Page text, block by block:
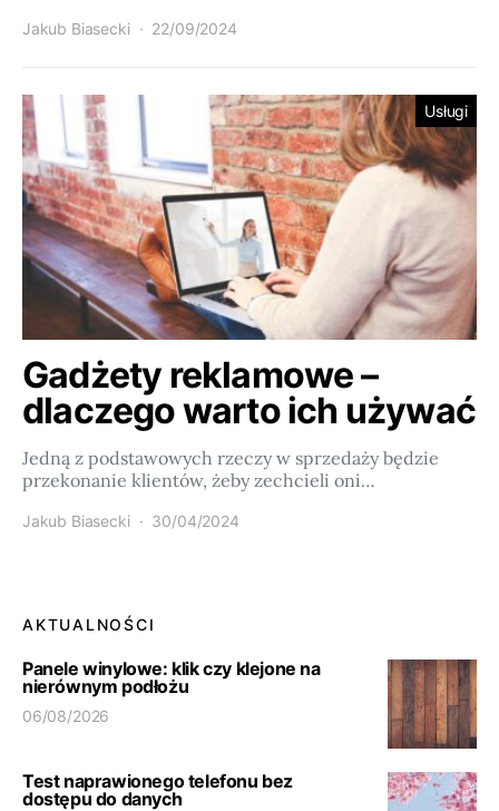
Jakub Biasecki 22/09/2024
Usługi
Gadżety reklamowe –
dlaczego warto ich używać
Jedną z podstawowych rzeczy w sprzedaży będzie
przekonanie klientów, żeby zechcieli oni…
Jakub Biasecki 30/04/2024
AKTUALNOŚCI
Panele winylowe: klik czy klejone na
nierównym podłożu
06/08/2026
Test naprawionego telefonu bez
dostępu do danych